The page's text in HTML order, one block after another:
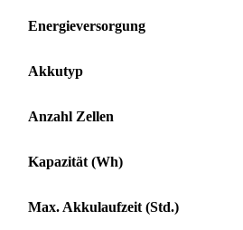
Energieversorgung
Akkutyp
Anzahl Zellen
Kapazität (Wh)
Max. Akkulaufzeit (Std.)